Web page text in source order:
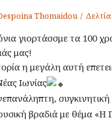
Thomaidou
γιορτάσσμε τα 100
μας!
η μεγάλη αυτή
Ιωνίας
συγκινητική
βραδιά με θέμα «Η